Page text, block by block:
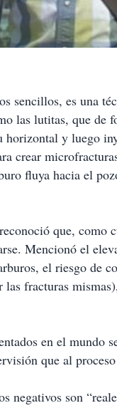
sencillos, es una
las lutitas, que
y luego
crear
fluya hacia el
que,
Mencionó el
el riesgo de
fracturas
en el mundo
que al
negativos son